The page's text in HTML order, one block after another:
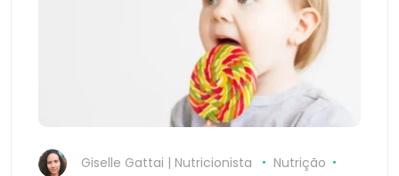
Giselle Gattai | Nutricionista
Nutrição